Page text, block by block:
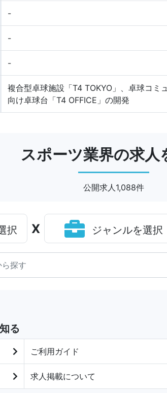
-
-
-
複合型卓球施設「T4 TOKYO」、卓球コミ
向け卓球台「T4 OFFICE」の開発
スポーツ業界の求人
公開求人1,088件
択 X ジャンルを選択
る
ご利用ガイド
求人掲載について